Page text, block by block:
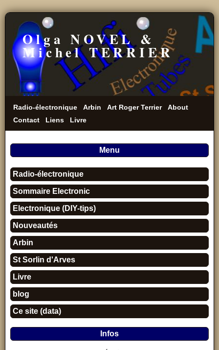
Olga NOVEL &
Michel TERRIER
Radio-électronique Arbin Art Roger Terrier
About
Contact
Liens Livre
Menu
Radio-électronique
Sommaire Electronic
Electronique (DIY-tips)
Nouveautés
Arbin
St Sorlin d'Arves
Livre
blog
Ce site (data)
Infos